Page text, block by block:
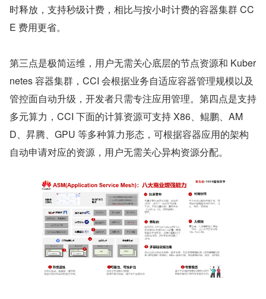
时释放，支持秒级计费，相比与按小时计费的容器集群 CC
E 费用更省。
第三点是极简运维，用户无需关心底层的节点资源和 Kuber
netes 容器集群，CCI 会根据业务自适应容器管理规模以及
管控面自动升级，开发者只需专注应用管理。第四点是支持
多元算力，CCI 下面的计算资源可支持 X86、鲲鹏、AM
D、昇腾、GPU 等多种算力形态，可根据容器应用的架构
自动申请对应的资源，用户无需关心异构资源分配。